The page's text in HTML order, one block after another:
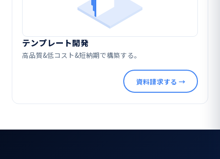
テンプレート開発
高品質&低コスト&短納期で構築する。
資料請求する →